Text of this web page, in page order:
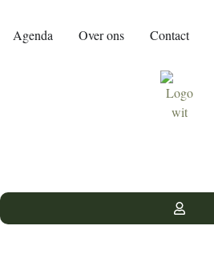
Agenda Over ons Contact